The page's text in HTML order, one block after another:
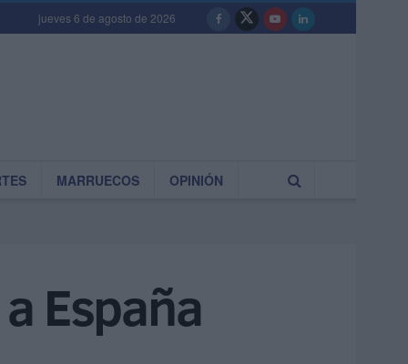
jueves 6 de agosto de 2026
MARRUECOS OPINIÓN
España